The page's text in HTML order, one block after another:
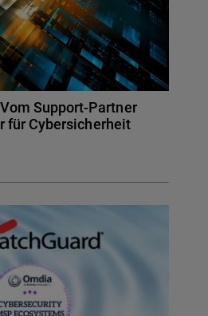
Support-Partner
für Cybersicherheit